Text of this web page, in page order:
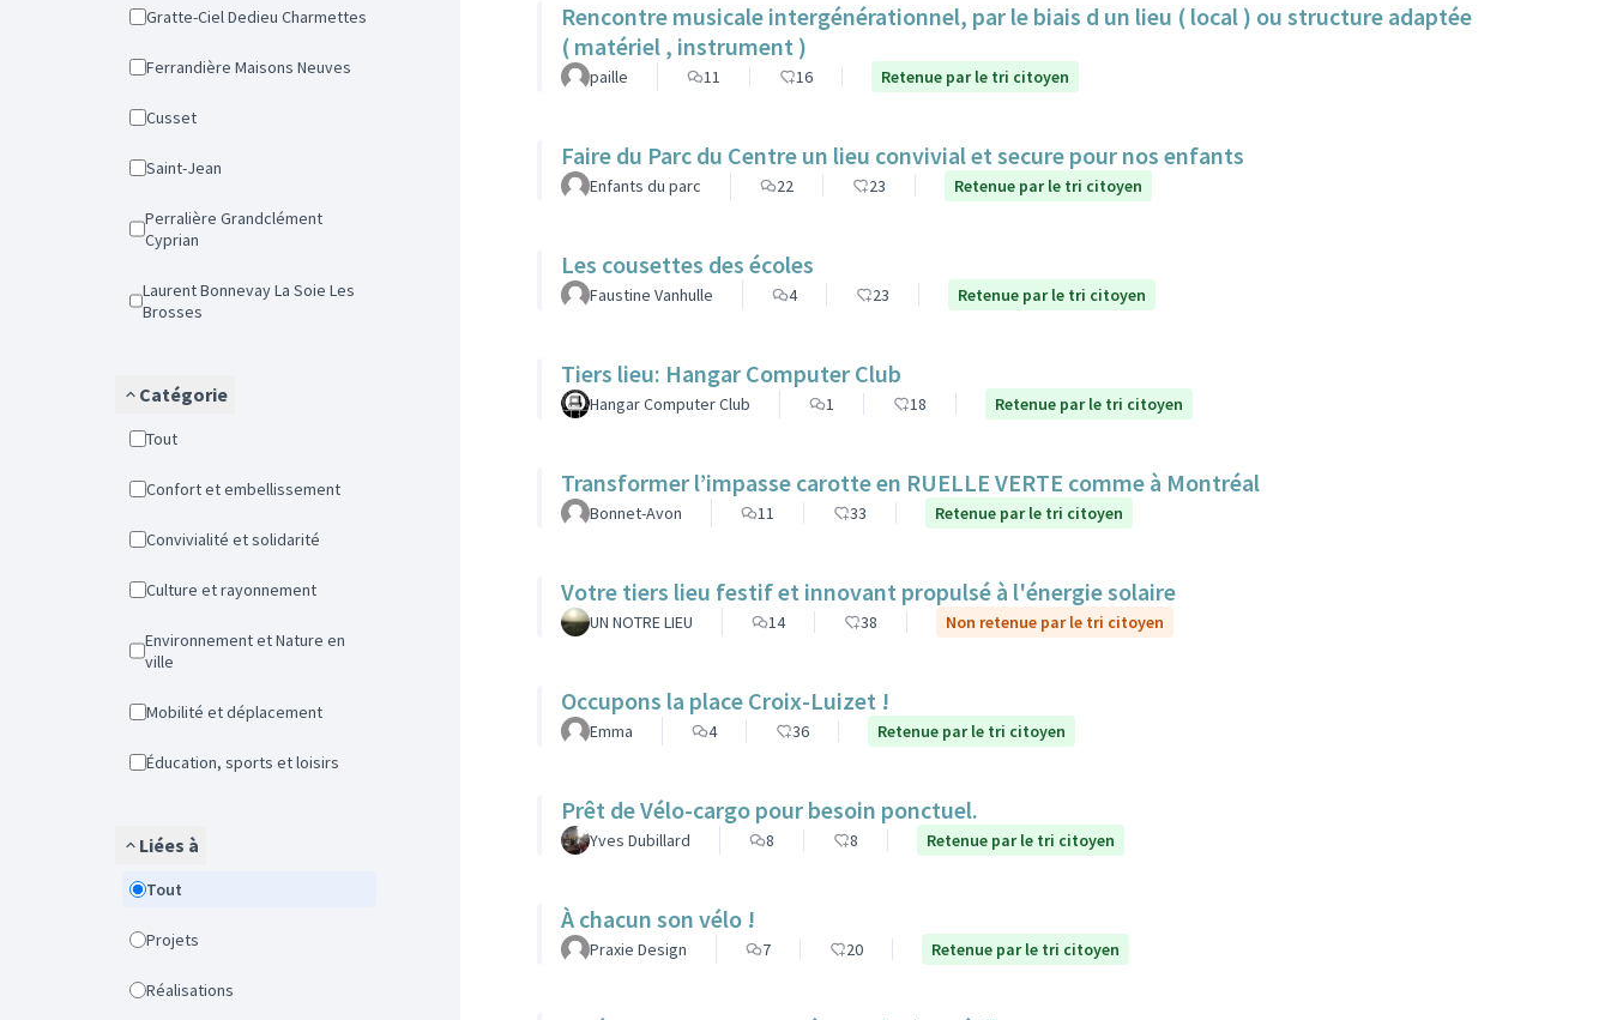
Gratte-Ciel Dedieu Charmettes
Ferrandière Maisons Neuves
Cusset
Saint-Jean
Perralière Grandclément
Cyprian
Laurent Bonnevay La Soie Les
Brosses
Catégorie
Tout
Confort et embellissement
Convivialité et solidarité
Culture et rayonnement
Environnement et Nature en
ville
Mobilité et déplacement
Éducation, sports et loisirs
Liées à
Tout
Projets
Réalisations
Rencontre musicale intergénérationnel, par le biais d un lieu ( local ) ou structure adaptée
( matériel , instrument )
paille 11 16 Retenue par le tri citoyen
Faire du Parc du Centre un lieu convivial et secure pour nos enfants
Enfants du parc 22 23 Retenue par le tri citoyen
Les cousettes des écoles
Faustine Vanhulle 4 23 Retenue par le tri citoyen
Tiers lieu: Hangar Computer Club
Hangar Computer Club 1 18 Retenue par le tri citoyen
Transformer l’impasse carotte en RUELLE VERTE comme à Montréal
Bonnet-Avon 11 33 Retenue par le tri citoyen
Votre tiers lieu festif et innovant propulsé à l'énergie solaire
UN NOTRE LIEU 14 38 Non retenue par le tri citoyen
Occupons la place Croix-Luizet !
Emma 4 36 Retenue par le tri citoyen
Prêt de Vélo-cargo pour besoin ponctuel.
Yves Dubillard 8 8 Retenue par le tri citoyen
À chacun son vélo !
Praxie Design 7 20 Retenue par le tri citoyen